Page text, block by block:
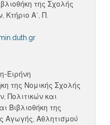
της Σχολής
Α΄, Π.
Ειρήνη
της Νομικής Σχολής
Πολιτικών και
Βιβλιοθήκη της
Αγωγής, Αθλητισμού